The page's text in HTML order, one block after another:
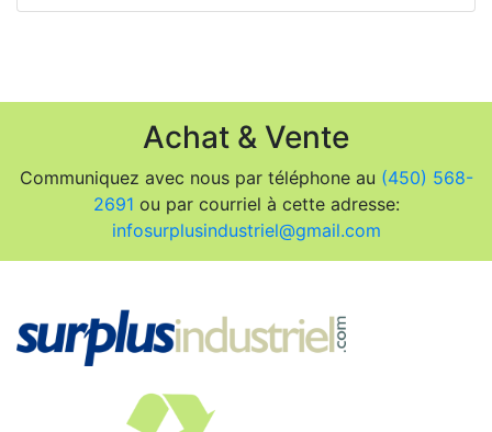
Achat & Vente
Communiquez avec nous par téléphone au (450) 568-
2691 ou par courriel à cette adresse:
infosurplusindustriel@gmail.com